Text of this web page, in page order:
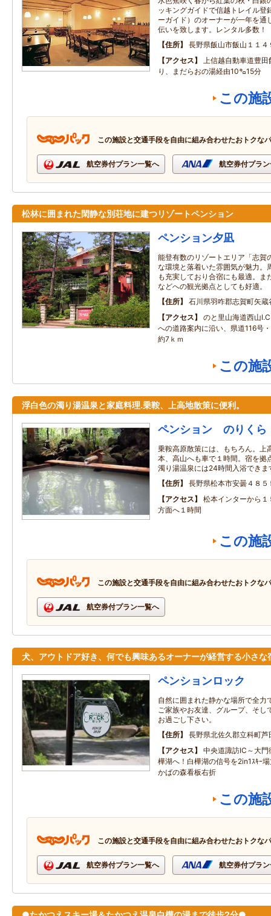
ッキングガイドで信越トレイル登
ーガイド）のオーナーが一年を通
伝いを致します。レンタル多数！
住所
長野県飯山市飯山１１４
アクセス
上信越自動車道豊
り、まだらおの湯経由10㌔15分
この施
この施設と交通手段を自由に組み合わせたおトクな
航空券付プラン一覧へ 航空券付プラ
松林に囲まれた閑静な別荘地に建つリゾートペンション
ペンション夕凪
能登有数のリゾートエリア「志賀
な環境と落着いた雰囲気が魅力。
も充実しており合宿にも最適。ま
などへの観光拠点としても好適。
住所
石川県羽咋郡志賀町矢蔵
アクセス
のと里山海道西山
への道路案内に沿い、県道116号
約7ｋｍ
この施
浮白色の濁り湯温泉と家庭料理.乗鞍、上高地散策に便利。
ペンション のりくら
乗鞍高原散策には、もちろん。上
本、高山へも車で１時間。宿を拠
濁り湯温泉には24時間入浴できま
住所
長野県松本市安曇４８５
アクセス
松本インターから
方面へ１時間
この施
この施設と交通手段を自由に組み合わせたおトクな
航空券付プラン一覧へ
犬、アウトドア好き、何でも興味あるオーナーが経営する小さな
ペンションロック
自然に囲まれた静かな場所で全力
ご家族やお友達、グループ、そし
お過ごし下さい。
住所
長野県北佐久郡立科町芦
アクセス
中央道諏訪IC～大
樺湖へ！白樺湖の信号を2in1ｽｷｰ
かばの森看板右折
この施
この施設と交通手段を自由に組み合わせたおトクな
航空券付プラン一覧へ 航空券付プラ